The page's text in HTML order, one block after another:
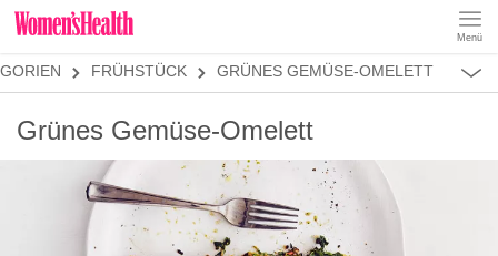
Menü
REZEPTEFRÜHSTÜCK GRÜNES GEMÜSE-OMELETT
VORSPEISEN
Grünes Gemüse-Omelett